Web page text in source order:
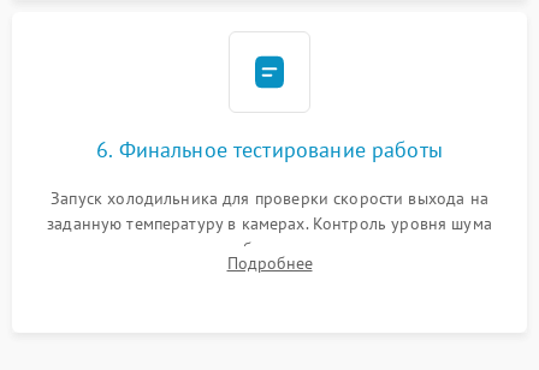
6. Финальное тестирование работы
Запуск холодильника для проверки скорости выхода на
заданную температуру в камерах. Контроль уровня шума
компрессора, отсутствия обмерзания стенок и корректного
срабатывания системы автоматической оттайки.
Подробнее